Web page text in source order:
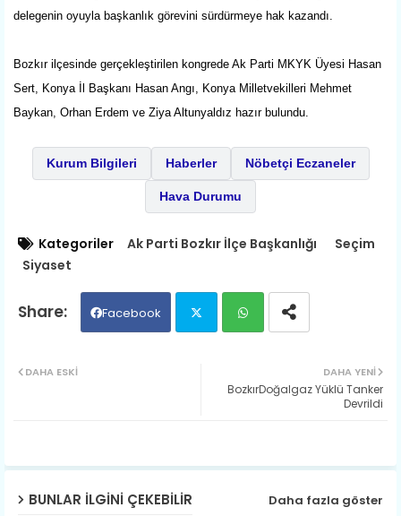
delegenin oyuyla başkanlık görevini sürdürmeye hak kazandı.
Bozkır ilçesinde gerçekleştirilen kongrede Ak Parti MKYK Üyesi Hasan
Sert, Konya İl Başkanı Hasan Angı, Konya Milletvekilleri Mehmet
Baykan, Orhan Erdem ve Ziya Altunyaldız hazır bulundu.
Kurum Bilgileri Haberler Nöbetçi Eczaneler
Hava Durumu
Kategoriler Ak Parti Bozkır İlçe Başkanlığı
Seçim
Siyaset
Facebook
ats
p
DAHA YENI
BozkırDoğalgaz Yüklü Tanker
Devrildi
DAHA ESKI
BUNLAR ILGINI ÇEKEBILIR Daha fazla göster